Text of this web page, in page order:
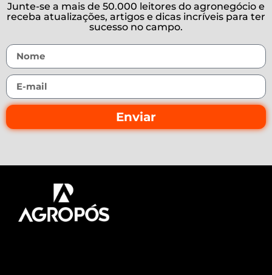
Junte-se a mais de 50.000 leitores do agronegócio e
receba atualizações, artigos e dicas incríveis para ter
sucesso no campo.
Enviar